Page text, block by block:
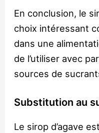
En conclusion, le
choix intéressant
dans une
de l’utiliser avec
sources de
Substitution au
Le sirop d’agave